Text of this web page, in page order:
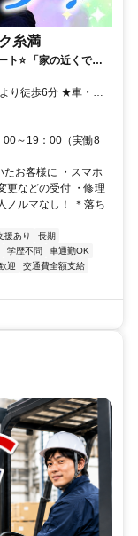
糸満
ト⭐️ 「家の近くで働
00～19：00（実働8
お客様に ・スマホ
更などの受付 ・修理
ノルマなし！ ＊落ち
援あり
長期
学歴不問
車通勤OK
迎
交通費全額支給